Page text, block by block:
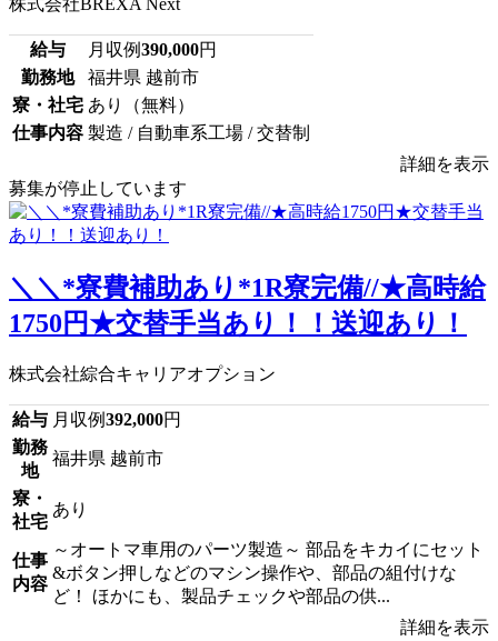
株式会社BREXA Next
給与 月収例390,000円
勤務地
福井県 越前市
寮・社宅 あり（無料）
仕事内容 製造 / 自動車系工場 / 交替制
詳細を表示
募集が停止しています
＼＼*寮費補助あり*1R寮完備//★高時給
1750円★交替手当あり！！送迎あり！
株式会社綜合キャリアオプション
給与 月収例392,000円
勤務
地
福井県 越前市
寮・
社宅
あり
仕事
内容
～オートマ車用のパーツ製造～ 部品をキカイにセット
&ボタン押しなどのマシン操作や、部品の組付けな
ど！ ほかにも、製品チェックや部品の供...
詳細を表示